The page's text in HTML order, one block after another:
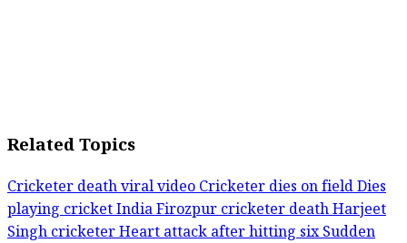
Related Topics
Cricketer death viral videoCricketer dies on fieldDies
playing cricket IndiaFirozpur cricketer deathHarjeet
Singh cricketerHeart attack after hitting sixSudden